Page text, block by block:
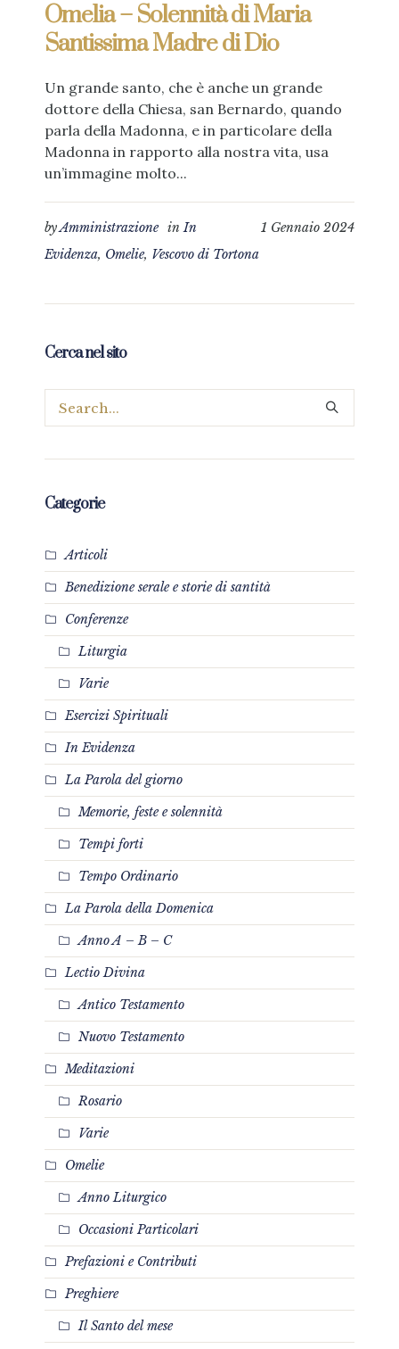
Omelia – Solennità di Maria
Santissima Madre di Dio
Un grande santo, che è anche un grande
dottore della Chiesa, san Bernardo, quando
parla della Madonna, e in particolare della
Madonna in rapporto alla nostra vita, usa
un’immagine molto...
1 Gennaio 2024
byAmministrazione inIn
Evidenza, Omelie, Vescovo di Tortona
Cerca nel sito
Categorie
Articoli
Benedizione serale e storie di santità
Conferenze
Liturgia
Varie
Esercizi Spirituali
In Evidenza
La Parola del giorno
Memorie, feste e solennità
Tempi forti
Tempo Ordinario
La Parola della Domenica
Anno A – B – C
Lectio Divina
Antico Testamento
Nuovo Testamento
Meditazioni
Rosario
Varie
Omelie
Anno Liturgico
Occasioni Particolari
Prefazioni e Contributi
Preghiere
Il Santo del mese